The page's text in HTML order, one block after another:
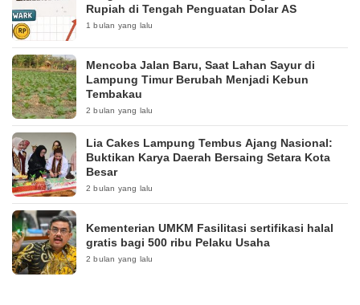
Rupiah di Tengah Penguatan Dolar AS
1 bulan yang lalu
Mencoba Jalan Baru, Saat Lahan Sayur di
Lampung Timur Berubah Menjadi Kebun
Tembakau
2 bulan yang lalu
Lia Cakes Lampung Tembus Ajang Nasional:
Buktikan Karya Daerah Bersaing Setara Kota
Besar
2 bulan yang lalu
Kementerian UMKM Fasilitasi sertifikasi halal
gratis bagi 500 ribu Pelaku Usaha
2 bulan yang lalu